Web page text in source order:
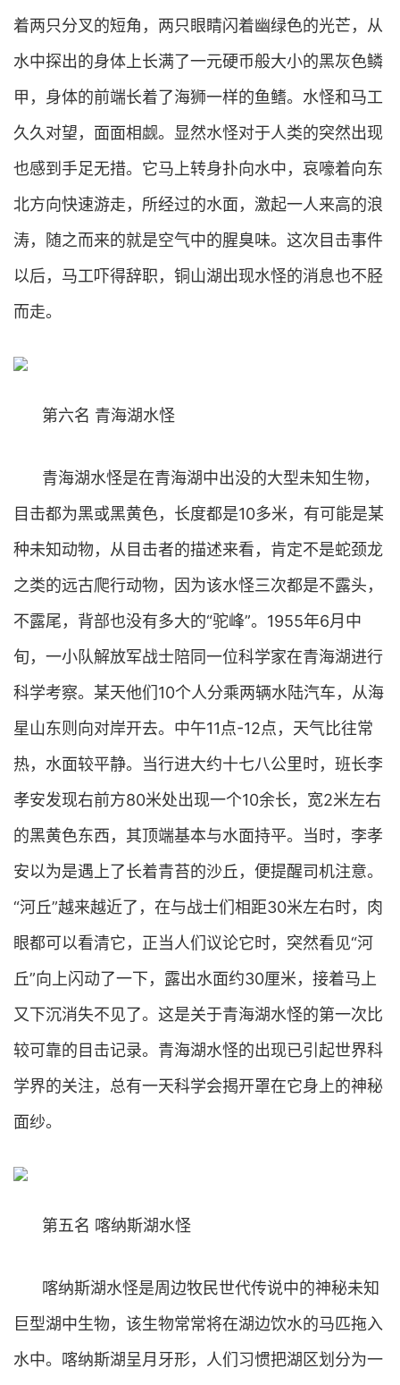
着两只分叉的短角，两只眼睛闪着幽绿色的光芒，从
水中探出的身体上长满了一元硬币般大小的黑灰色鳞
甲，身体的前端长着了海狮一样的鱼鳍。水怪和马工
久久对望，面面相觑。显然水怪对于人类的突然出现
也感到手足无措。它马上转身扑向水中，哀嚎着向东
北方向快速游走，所经过的水面，激起一人来高的浪
涛，随之而来的就是空气中的腥臭味。这次目击事件
以后，马工吓得辞职，铜山湖出现水怪的消息也不胫
而走。
第六名 青海湖水怪
青海湖水怪是在青海湖中出没的大型未知生物，
目击都为黑或黑黄色，长度都是10多米，有可能是某
种未知动物，从目击者的描述来看，肯定不是蛇颈龙
之类的远古爬行动物，因为该水怪三次都是不露头，
不露尾，背部也没有多大的“驼峰”。1955年6月中
旬，一小队解放军战士陪同一位科学家在青海湖进行
科学考察。某天他们10个人分乘两辆水陆汽车，从海
星山东则向对岸开去。中午11点-12点，天气比往常
热，水面较平静。当行进大约十七八公里时，班长李
孝安发现右前方80米处出现一个10余长，宽2米左右
的黑黄色东西，其顶端基本与水面持平。当时，李孝
安以为是遇上了长着青苔的沙丘，便提醒司机注意。
“河丘”越来越近了，在与战士们相距30米左右时，肉
眼都可以看清它，正当人们议论它时，突然看见“河
丘”向上闪动了一下，露出水面约30厘米，接着马上
又下沉消失不见了。这是关于青海湖水怪的第一次比
较可靠的目击记录。青海湖水怪的出现已引起世界科
学界的关注，总有一天科学会揭开罩在它身上的神秘
面纱。
第五名 喀纳斯湖水怪
喀纳斯湖水怪是周边牧民世代传说中的神秘未知
巨型湖中生物，该生物常常将在湖边饮水的马匹拖入
水中。喀纳斯湖呈月牙形，人们习惯把湖区划分为一